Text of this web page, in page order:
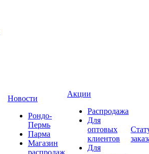
Новости
Рондо-
Пермь
Парма
Магазин
распродаж
Акции
Распродажа
Для
оптовых
клиентов
Для